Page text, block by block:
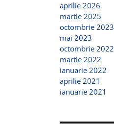
aprilie 2026
martie 2025
octombrie 2023
mai 2023
octombrie 2022
martie 2022
ianuarie 2022
aprilie 2021
ianuarie 2021